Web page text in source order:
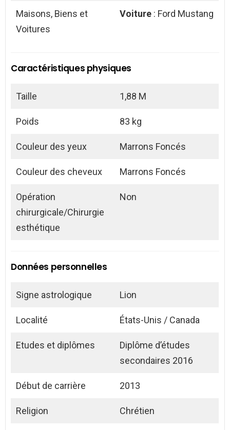
Maisons, Biens et
Voitures
Voiture : Ford Mustang
Caractéristiques physiques
Taille 1,88 M
Poids 83 kg
Couleur des yeux Marrons Foncés
Couleur des cheveux Marrons Foncés
Opération
chirurgicale/Chirurgie
esthétique
Non
Données personnelles
Signe astrologique Lion
Localité États-Unis / Canada
Etudes et diplômes
Diplôme d’études
secondaires 2016
Début de carrière 2013
Religion Chrétien